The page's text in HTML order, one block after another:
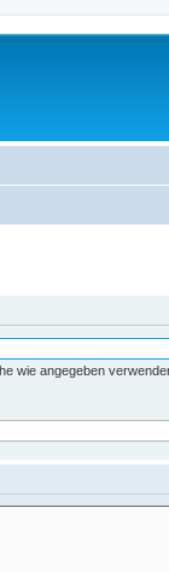
wie angegeben